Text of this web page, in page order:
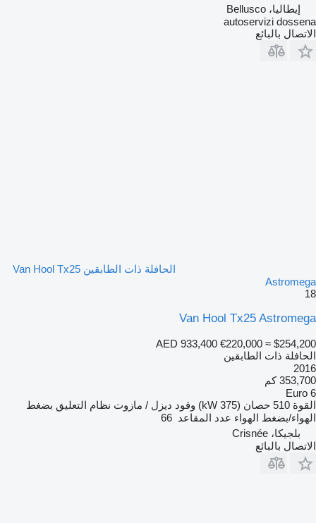
إيطاليا، Bellusco
autoservizi dossena
الاتصال بالبائع
الحافلة ذات الطابقين Van Hool Tx25
Astromega
18
Van Hool Tx25 Astromega
AED 933,400 €220,000 ≈ $254,200
الحافلة ذات الطابقين
2016
353,700 كم
Euro 6
القوة 510 حصان (375 kW) وقود ديزل / مازوت نظام التعليق بضغط
الهواء/بضغط الهواء عدد المقاعد 66
بلجيكا، Crisnée
الاتصال بالبائع